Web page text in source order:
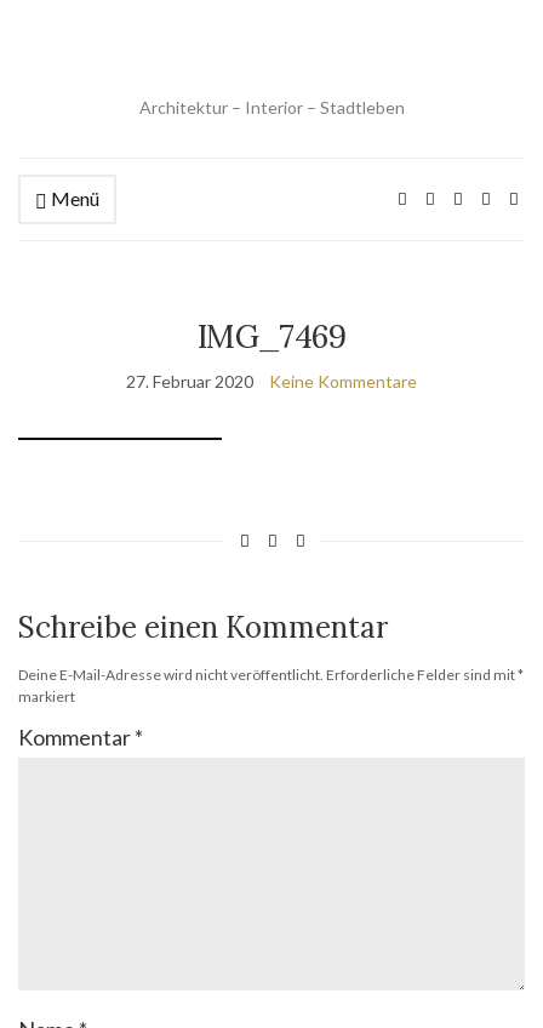
Architektur – Interior – Stadtleben
Menü
IMG_7469
27. Februar 2020 Keine Kommentare
Schreibe einen Kommentar
Deine E-Mail-Adresse wird nicht veröffentlicht. Erforderliche Felder sind mit*
markiert
Kommentar*